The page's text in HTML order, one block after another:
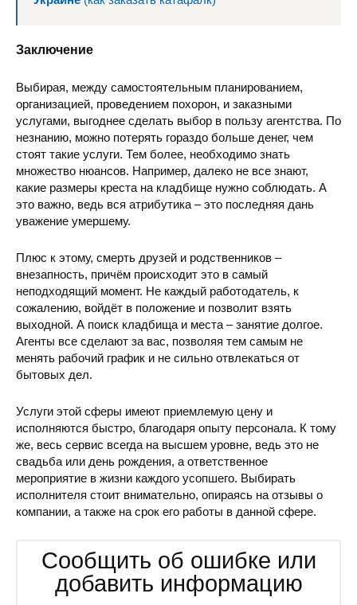
Заключение
Выбирая, между самостоятельным планированием,
организацией, проведением похорон, и заказными
услугами, выгоднее сделать выбор в пользу агентства. По
незнанию, можно потерять гораздо больше денег, чем
стоят такие услуги. Тем более, необходимо знать
множество нюансов. Например, далеко не все знают,
какие размеры креста на кладбище нужно соблюдать. А
это важно, ведь вся атрибутика – это последняя дань
уважение умершему.
Плюс к этому, смерть друзей и родственников –
внезапность, причём происходит это в самый
неподходящий момент. Не каждый работодатель, к
сожалению, войдёт в положение и позволит взять
выходной. А поиск кладбища и места – занятие долгое.
Агенты все сделают за вас, позволяя тем самым не
менять рабочий график и не сильно отвлекаться от
бытовых дел.
Услуги этой сферы имеют приемлемую цену и
исполняются быстро, благодаря опыту персонала. К тому
же, весь сервис всегда на высшем уровне, ведь это не
свадьба или день рождения, а ответственное
мероприятие в жизни каждого усопшего. Выбирать
исполнителя стоит внимательно, опираясь на отзывы о
компании, а также на срок его работы в данной сфере.
Сообщить об ошибке или
добавить информацию